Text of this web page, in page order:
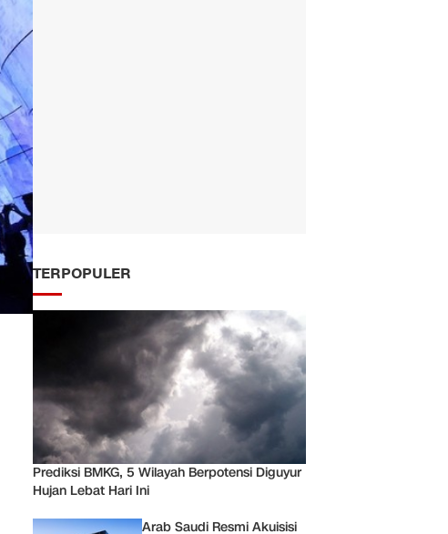
TERPOPULER
Prediksi BMKG, 5 Wilayah Berpotensi Diguyur
Hujan Lebat Hari Ini
Arab Saudi Resmi Akuisisi